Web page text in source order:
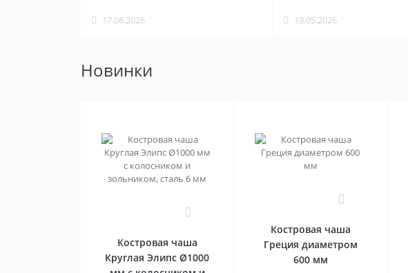
17.06.2026 19.05.2026
Новинки
Костровая чаша
Круглая Элипс Ø1000
Костровая чаша
Греция диаметром
600 мм